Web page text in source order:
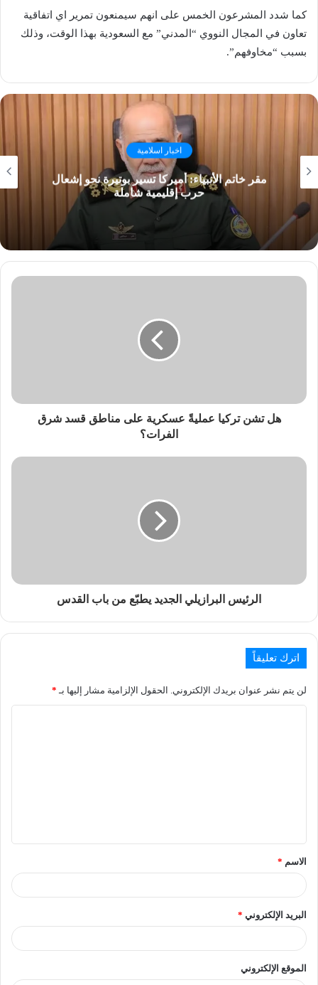
كما شدد المشرعون الخمس على انهم سيمنعون تمرير اي اتفاقية
تعاون في المجال النووي “المدني” مع السعودية بهذا الوقت، وذلك
بسبب “مخاوفهم”.
اخبار اسلامية
مقر خاتم الأنبياء: أميركا تسير بوتيرة نحو إشعال
حرب إقليمية شاملة
هل تشن تركيا عمليةً عسكرية على مناطق قسد شرق
الفرات؟
الرئيس البرازيلي الجديد يطبّع من باب القدس
اترك تعليقاً
لن يتم نشر عنوان بريدك الإلكتروني. الحقول الإلزامية مشار إليها بـ *
الاسم *
البريد الإلكتروني *
الموقع الإلكتروني